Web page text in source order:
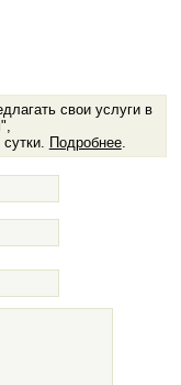
свои услуги в
Подробнее.